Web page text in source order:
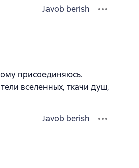
Javob berish
присоединяюсь.
вселенных, ткачи душ,
Javob berish